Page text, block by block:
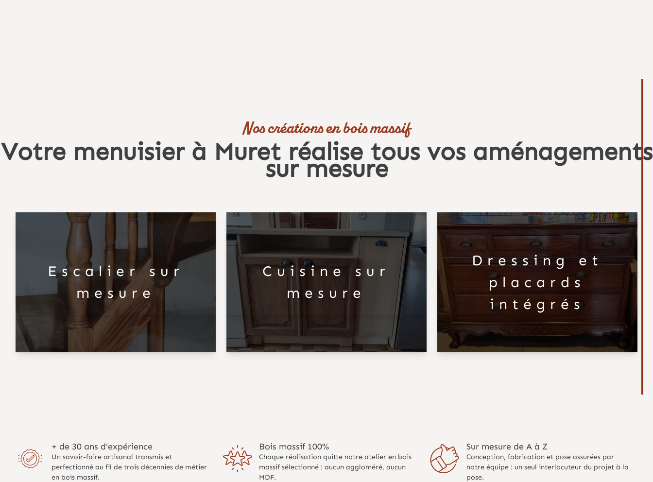
Nos créations en bois massif
Votre menuisier à Muret réalise tous vos aménagements
sur mesure
Escalier sur
mesure
Cuisine sur
mesure
Dressing et
placards
intégrés
+ de 30 ans d'expérience
Un savoir-faire artisanal transmis et
perfectionné au fil de trois décennies de métier
en bois massif.
Bois massif 100%
Chaque réalisation quitte notre atelier en bois
massif sélectionné : aucun aggloméré, aucun
MDF.
Sur mesure de A à Z
Conception, fabrication et pose assurées par
notre équipe : un seul interlocuteur du projet à la
pose.